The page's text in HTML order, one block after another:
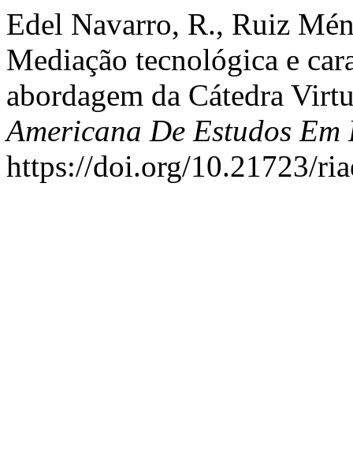
Edel Navarro, R., Ruiz
Mediação tecnológica e
abordagem da Cátedra
Americana De Estudos Em
https://doi.org/10.21723/